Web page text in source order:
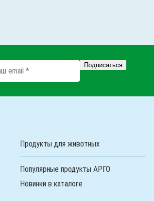
Продукты для животных
Популярные продукты АРГО
Новинки в каталоге